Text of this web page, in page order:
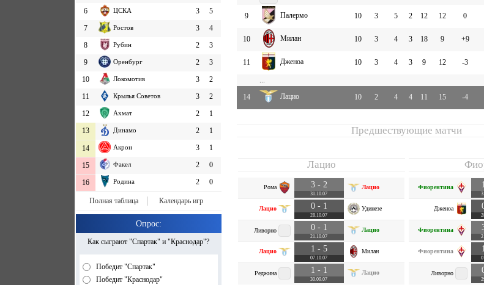
6
ЦСКА 3
5
7
Ростов 3
4
8
Рубин 2
3
9
Оренбург 2
3
10
Локомотив 3
2
11
Крылья Советов 3
2
12
Ахмат 2
1
13
Динамо 2 1
14 Акрон 3 1
15 Факел 2 0
16 Родина 2 0
Полная таблица Календарь игр
Опрос:
Как сыграют "Спартак" и "Краснодар"?
Победит "Спартак"
Победит "Краснодар"
9 Палермо 10 3 5 2 12 12 0
10 Милан 10 3 4 3 18 9 +9
11 Дженоа 10 3 4 3 9 12 -3
...
14
Лацио 10 2 4 4 11 15 -4
Предшествующие матчи
Лацио
Рома 3 - 2
31.10.07
Лацио
Лацио 0 - 1
28.10.07
Удинезе
Ливорно 0 - 1
21.10.07
Лацио
Лацио 1 - 5
07.10.07
Милан
Реджина 1 - 1
30.09.07
Лацио
Фиорентина
Дженоа
Фиорентина
Фиорентина
Ливорно